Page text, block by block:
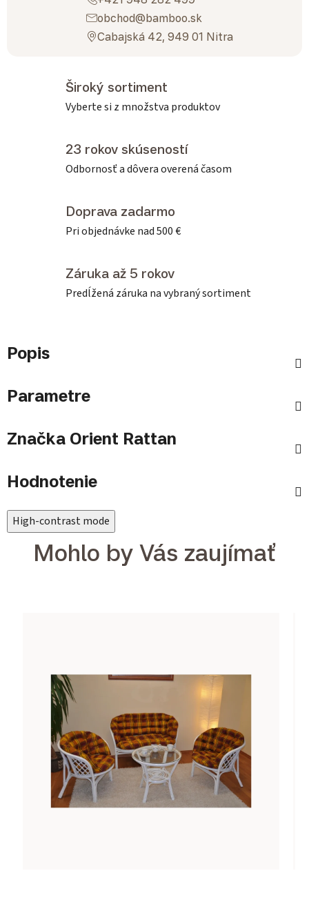
obchod@bamboo.sk
Cabajská 42, 949 01 Nitra
Široký sortiment
Vyberte si z množstva produktov
23 rokov skúseností
Odbornosť a dôvera overená časom
Doprava zadarmo
Pri objednávke nad 500 €
Záruka až 5 rokov
Predĺžená záruka na vybraný sortiment
Popis
Parametre
Značka Orient Rattan
Hodnotenie
High-contrast mode
Mohlo by Vás zaujímať